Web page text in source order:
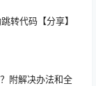
转代码【分享】
附解决办法和全